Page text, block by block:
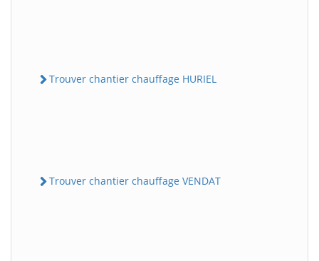
Trouver chantier chauffage HURIEL
Trouver chantier chauffage VENDAT